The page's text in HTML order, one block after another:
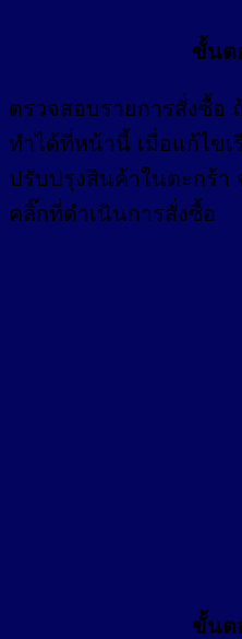
ขั้นต
ตรวจสอบรายการสั่งซื้อ
ทำได้ที่หน้านี้ เมื่อแก้ไข
ปรับปรุงสินค้าในตะกร้า
คลิ๊กที่ดำเนินการสั่งซื้อ
ขั้นต